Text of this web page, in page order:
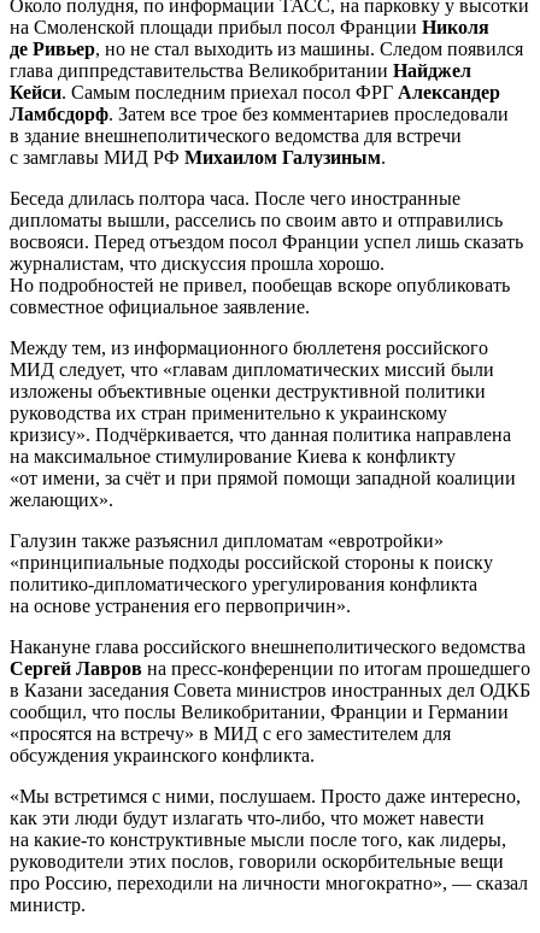
Около полудня, по информации ТАСС, на парковку у высотки
на Смоленской площади прибыл посол Франции Николя
де Ривьер, но не стал выходить из машины. Следом появился
глава диппредставительства Великобритании Найджел
Кейси. Самым последним приехал посол ФРГ Александер
Ламбсдорф. Затем все трое без комментариев проследовали
в здание внешнеполитического ведомства для встречи
с замглавы МИД РФ Михаилом Галузиным.
Беседа длилась полтора часа. После чего иностранные
дипломаты вышли, расселись по своим авто и отправились
восвояси. Перед отъездом посол Франции успел лишь сказать
журналистам, что дискуссия прошла хорошо.
Но подробностей не привел, пообещав вскоре опубликовать
совместное официальное заявление.
Между тем, из информационного бюллетеня российского
МИД следует, что «главам дипломатических миссий были
изложены объективные оценки деструктивной политики
руководства их стран применительно к украинскому
кризису». Подчёркивается, что данная политика направлена
на максимальное стимулирование Киева к конфликту
«от имени, за счёт и при прямой помощи западной коалиции
желающих».
Галузин также разъяснил дипломатам «евротройки»
«принципиальные подходы российской стороны к поиску
политико-дипломатического урегулирования конфликта
на основе устранения его первопричин».
Накануне глава российского внешнеполитического ведомства
Сергей Лавров на пресс-конференции по итогам прошедшего
в Казани заседания Совета министров иностранных дел ОДКБ
сообщил, что послы Великобритании, Франции и Германии
«просятся на встречу» в МИД с его заместителем для
обсуждения украинского конфликта.
«Мы встретимся с ними, послушаем. Просто даже интересно,
как эти люди будут излагать что-либо, что может навести
на какие-то конструктивные мысли после того, как лидеры,
руководители этих послов, говорили оскорбительные вещи
про Россию, переходили на личности многократно», — сказал
министр.